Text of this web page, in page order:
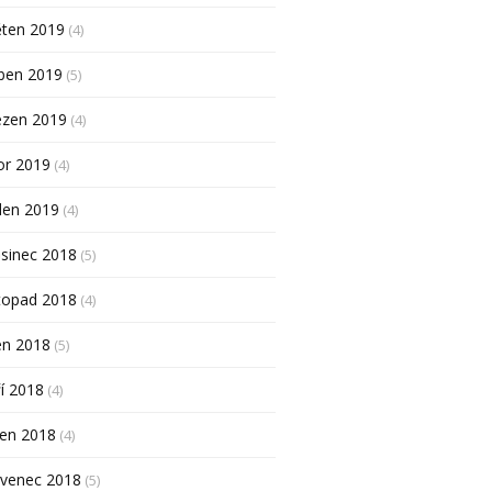
2019 (4)
2019 (5)
2019 (4)
2019 (4)
2019 (4)
2018 (5)
2018 (4)
2018 (5)
2018 (4)
2018 (4)
2018 (5)